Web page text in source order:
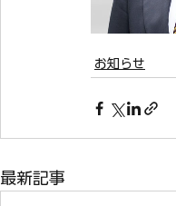
お知らせ
最新記事